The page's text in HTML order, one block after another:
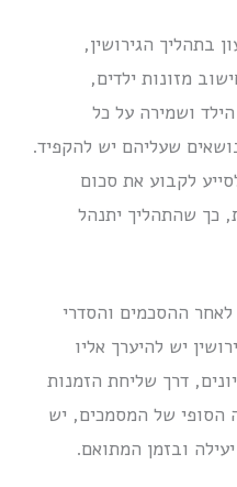
בתהליך הגירושין,
מזונות ילדים,
ושמירה על כל
שעליהם יש להקפיד.
לקבוע את סכום
כך שהתהליך יתנהל
ההסכמים והסדרי
יש להיערך אליו
דרך שליחת הזמנות
של המסמכים, יש
ובזמן המתואם.